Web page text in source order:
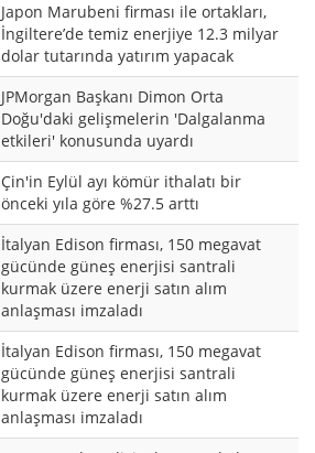
Japon Marubeni firması ile ortakları,
İngiltere’de temiz enerjiye 12.3 milyar
dolar tutarında yatırım yapacak
JPMorgan Başkanı Dimon Orta
Doğu'daki gelişmelerin 'Dalgalanma
etkileri' konusunda uyardı
Çin'in Eylül ayı kömür ithalatı bir
önceki yıla göre %27.5 arttı
İtalyan Edison firması, 150 megavat
gücünde güneş enerjisi santrali
kurmak üzere enerji satın alım
anlaşması imzaladı
İtalyan Edison firması, 150 megavat
gücünde güneş enerjisi santrali
kurmak üzere enerji satın alım
anlaşması imzaladı